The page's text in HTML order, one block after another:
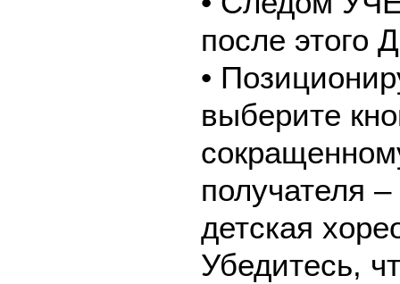
после
•
выберите
получателя
детская
Убедитесь,